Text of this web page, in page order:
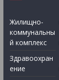
Жилищно-
коммунальны
й комплекс
Здравоохран
ение